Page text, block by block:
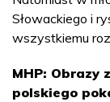
Słowackiego i
wszystkiemu
MHP: Obrazy
polskiego